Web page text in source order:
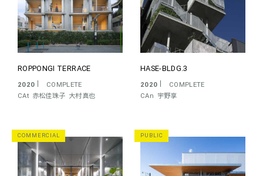
ROPPONGI TERRACE
2020
COMPLETE
CAt 赤松佳珠子 大村真也
HASE-BLDG.3
2020
COMPLETE
CAn 宇野享
COMMERCIAL PUBLIC